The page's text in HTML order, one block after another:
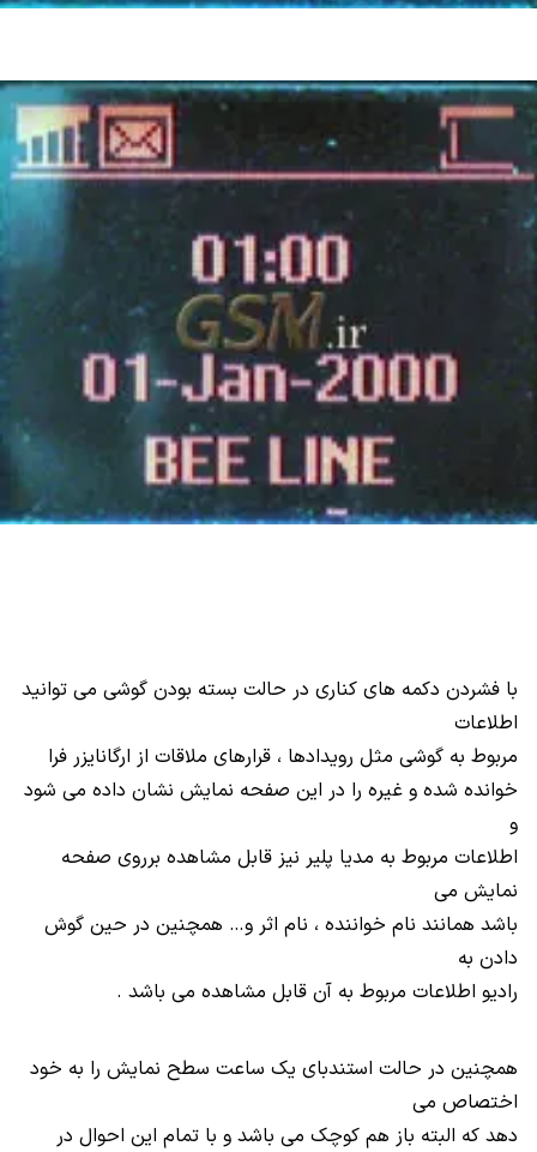
با فشردن دکمه های کناری در حالت بسته بودن گوشی می توانید
اطلاعات
مربوط به گوشی مثل رویدادها ، قرارهای ملاقات از ارگانایزر فرا
خوانده شده و غیره را در این صفحه نمایش نشان داده می شود
و
اطلاعات مربوط به مدیا پلیر نیز قابل مشاهده برروی صفحه
نمایش می
باشد همانند نام خواننده ، نام اثر و… همچنین در حین گوش
دادن به
رادیو اطلاعات مربوط به آن قابل مشاهده می باشد .
همچنین در حالت استندبای یک ساعت سطح نمایش را به خود
اختصاص می
دهد که البته باز هم کوچک می باشد و با تمام این احوال در